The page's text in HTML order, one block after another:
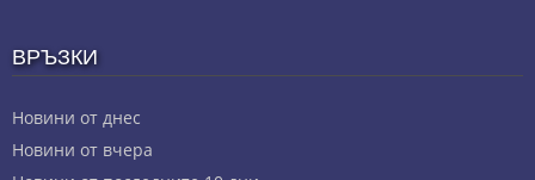
ВРЪЗКИ
Новини от днес
Новини от вчера